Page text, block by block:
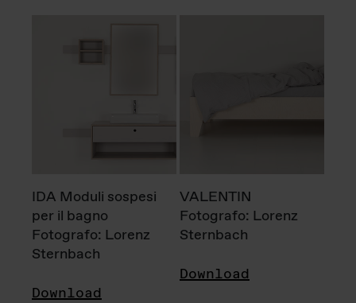
IDA Moduli sospesi
per il bagno
Fotografo: Lorenz
Sternbach
Download
VALENTIN
Fotografo: Lorenz
Sternbach
Download